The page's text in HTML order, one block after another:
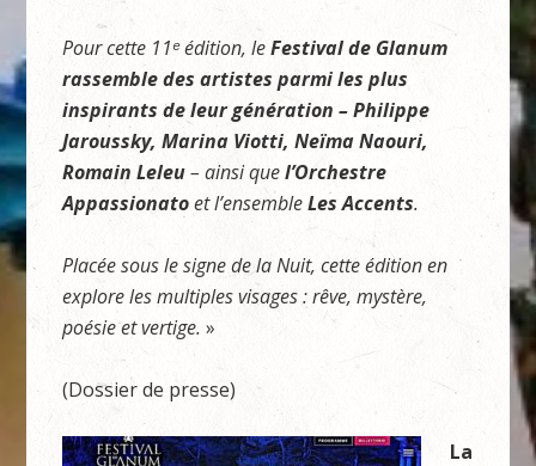
Pour cette 11ᵉédition, leFestival de Glanum
rassemble des artistes parmi les plus
inspirants de leur génération – Philippe
Jaroussky, Marina Viotti, Neïma Naouri,
Romain Leleu– ainsi quel’Orchestre
Appassionatoet l’ensembleLes Accents.
Placée sous le signe de la Nuit, cette édition en
explore les multiples visages : rêve, mystère,
poésie et vertige. »
(Dossier de presse)
La